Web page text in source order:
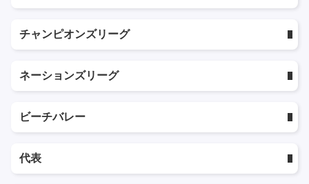
チャンピオンズリーグ
ネーションズリーグ
ビーチバレー
代表